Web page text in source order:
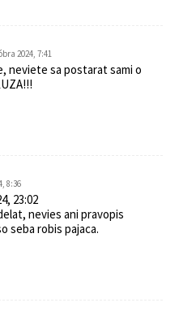
2024, 7:41
neviete sa postarat sami o
8:36
23:02
nevies ani pravopis
seba robis pajaca.